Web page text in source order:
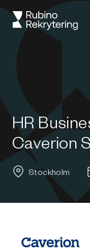
HR
Caverion
Stockholm